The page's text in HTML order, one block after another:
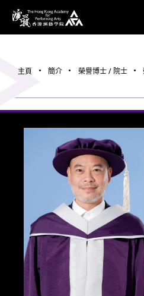
香港演藝學院
主頁 簡介 榮譽博士 / 院士